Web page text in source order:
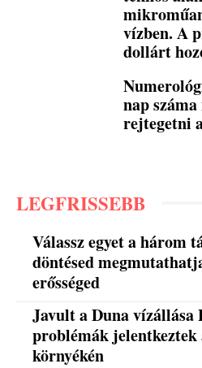
vízben. A
dollárt
nap
rejtegetni
LEGFRISSEBB
Válassz egyet a három
döntésed
erősséged
Javult a Duna vízállása
problémák
környékén